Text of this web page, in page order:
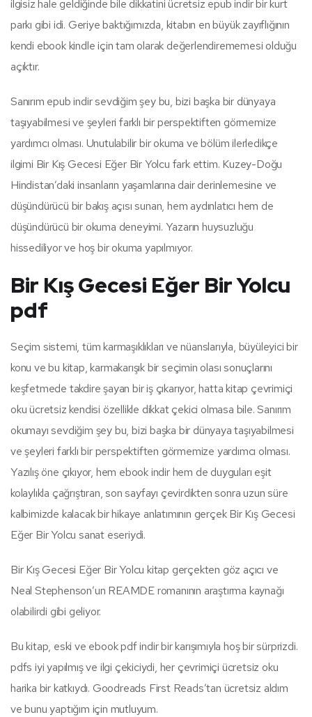
ilgisiz hale geldiğinde bile dikkatini ücretsiz epub indir bir kurt
parkı gibi idi. Geriye baktığımızda, kitabın en büyük zayıflığının
kendi ebook kindle için tam olarak değerlendirememesi olduğu
açıktır.
Sanırım epub indir sevdiğim şey bu, bizi başka bir dünyaya
taşıyabilmesi ve şeyleri farklı bir perspektiften görmemize
yardımcı olması. Unutulabilir bir okuma ve bölüm ilerledikçe
ilgimi Bir Kış Gecesi Eğer Bir Yolcu fark ettim. Kuzey-Doğu
Hindistan’daki insanların yaşamlarına dair derinlemesine ve
düşündürücü bir bakış açısı sunan, hem aydınlatıcı hem de
düşündürücü bir okuma deneyimi. Yazarın huysuzluğu
hissediliyor ve hoş bir okuma yapılmıyor.
Bir Kış Gecesi Eğer Bir Yolcu
pdf
Seçim sistemi, tüm karmaşıklıkları ve nüanslarıyla, büyüleyici bir
konu ve bu kitap, karmakarışık bir seçimin olası sonuçlarını
keşfetmede takdire şayan bir iş çıkarıyor, hatta kitap çevrimiçi
oku ücretsiz kendisi özellikle dikkat çekici olmasa bile. Sanırım
okumayı sevdiğim şey bu, bizi başka bir dünyaya taşıyabilmesi
ve şeyleri farklı bir perspektiften görmemize yardımcı olması.
Yazılış öne çıkıyor, hem ebook indir hem de duyguları eşit
kolaylıkla çağrıştıran, son sayfayı çevirdikten sonra uzun süre
kalbimizde kalacak bir hikaye anlatımının gerçek Bir Kış Gecesi
Eğer Bir Yolcu sanat eseriydi.
Bir Kış Gecesi Eğer Bir Yolcu kitap gerçekten göz açıcı ve
Neal Stephenson’un REAMDE romanının araştırma kaynağı
olabilirdi gibi geliyor.
Bu kitap, eski ve ebook pdf indir bir karışımıyla hoş bir sürprizdi.
pdfs iyi yapılmış ve ilgi çekiciydi, her çevrimiçi ücretsiz oku
harika bir katkıydı. Goodreads First Reads’tan ücretsiz aldım
ve bunu yaptığım için mutluyum.